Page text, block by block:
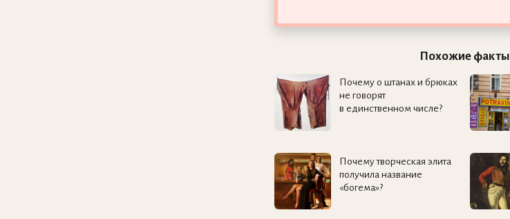
Похожие факты
Почему о штанах и брюках
не говорят
в единственном числе?
Почему творческая элита
получила название
«богема»?